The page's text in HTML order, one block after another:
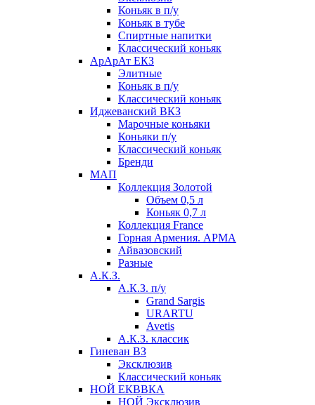
Коньяк в п/у
Коньяк в тубе
Спиртные напитки
Классический коньяк
АрАрАт ЕКЗ
Элитные
Коньяк в п/у
Классический коньяк
Иджеванский ВКЗ
Марочные коньяки
Коньяки п/у
Классический коньяк
Бренди
МАП
Коллекция Золотой
Объем 0,5 л
Коньяк 0,7 л
Коллекция France
Горная Армения. АРМА
Айвазовский
Разные
А.К.З.
А.К.З. п/у
Grand Sargis
URARTU
Avetis
А.К.З. классик
Гиневан ВЗ
Эксклюзив
Классический коньяк
НОЙ ЕКВВКА
НОЙ Эксклюзив